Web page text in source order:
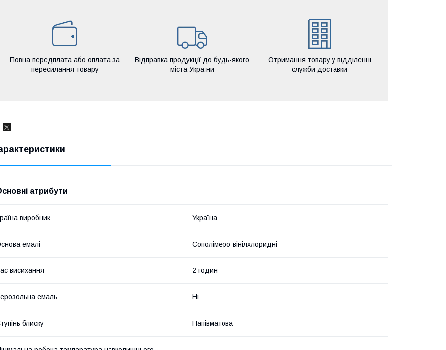
Повна передплата або оплата за
пересилання товару
Відправка продукції до будь-якого
міста України
Отримання товару у відділенні
служби доставки
атрибути
виробник Україна
емалі Сополімеро-вінілхлоридні
висихання 2 годин
емаль Ні
блиску Напівматова